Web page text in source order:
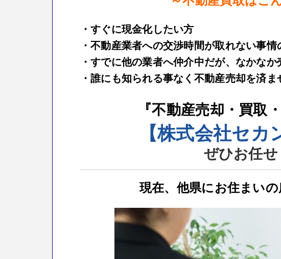
・すぐに現金化したい方
・不動産業者への交渉時間が取れない事情
・すでに他の業者へ仲介中だが、なかな
・誰にも知られる事なく不動産売却を済
『不動産売却・買取
【株式会社セカ
ぜひお任せ
現在、他県にお住まい